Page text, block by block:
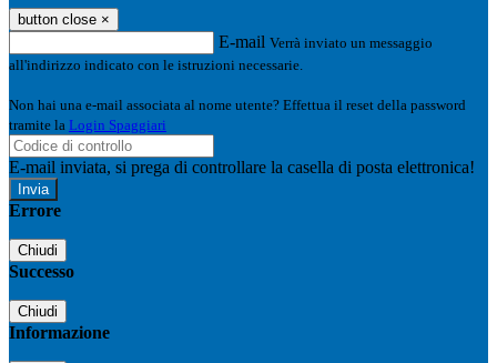
button close ×
E-mail Verrà inviato un messaggio
all'indirizzo indicato con le istruzioni necessarie.
Non hai una e-mail associata al nome utente? Effettua il reset della password
tramite la Login Spaggiari
E-mail inviata, si prega di controllare la casella di posta elettronica!
Errore
Chiudi
Successo
Chiudi
Informazione